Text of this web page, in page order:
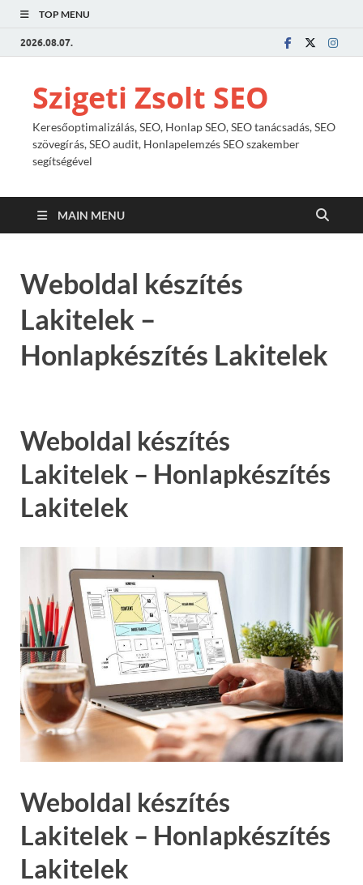
TOP MENU
2026.08.07.
Szigeti Zsolt SEO
Keresőoptimalizálás, SEO, Honlap SEO, SEO tanácsadás, SEO
szövegírás, SEO audit, Honlapelemzés SEO szakember
segítségével
MAIN MENU
Weboldal készítés
Lakitelek –
Honlapkészítés Lakitelek
Weboldal készítés
Lakitelek – Honlapkészítés
Lakitelek
Weboldal készítés
Lakitelek – Honlapkészítés
Lakitelek